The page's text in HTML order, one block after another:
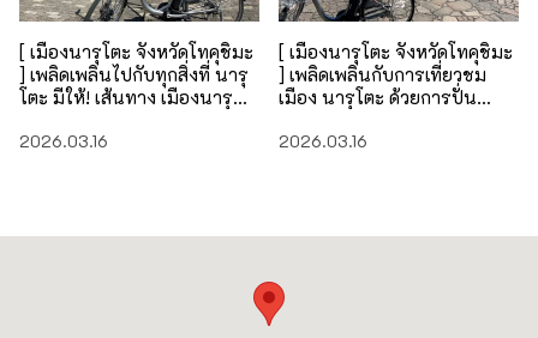
[ เมืองนารุโตะ จังหวัดโทคุชิมะ
] เพลิดเพลินไปกับทุกสิ่งที่ นารุ
โตะ มีให้! เส้นทาง เมืองนารุ
2026.03.16
[ เมืองนารุโตะ จังหวัดโทคุชิมะ
] เพลิดเพลินกับการเที่ยวชม
เมือง นารุโตะ ด้วยการปั่น
โตะ: เส้นทางระยะสั้น
2026.03.16